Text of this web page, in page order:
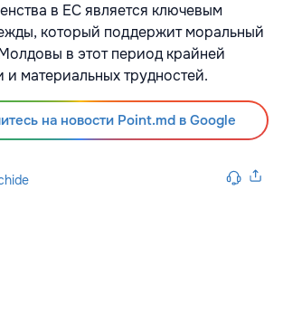
в ЕС является ключевым
который поддержит моральный
в этот период крайней
и материальных трудностей.
на новости Point.md в Google